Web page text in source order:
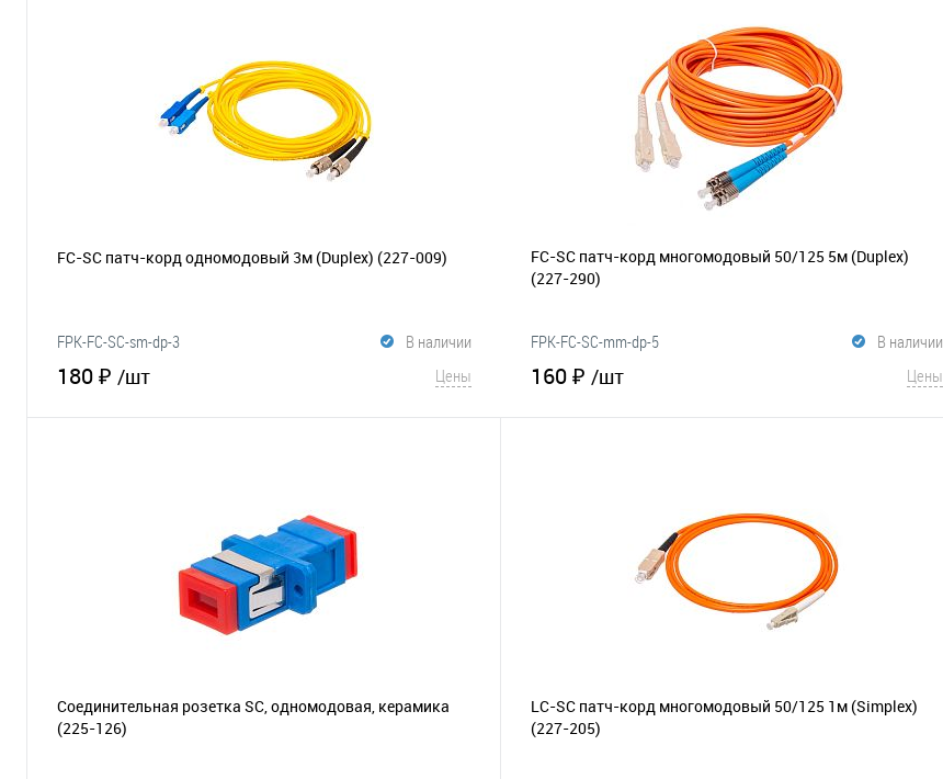
Сравнение Сравнение
FC-SC патч-корд одномодовый 3м (Duplex) (227-009)
В наличии
FPK-FC-SC-sm-dp-3
180 ₽ /шт Цены
Сравнение
FC-SC патч-корд многомодовый 50/125 5м (Duplex)
(227-290)
В наличии
FPK-FC-SC-mm-dp-5
160 ₽ /шт Цены
Соединительная розетка SC, одномодовая, керамика
(225-126)
LC-SC патч-корд многомодовый 50/125 1м (Simplex)
(227-205)